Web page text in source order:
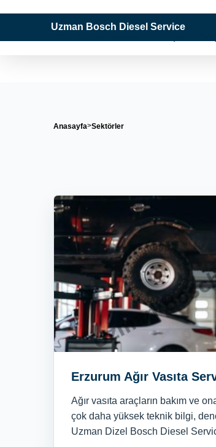
Uzman Bosch Diesel Service
Anasayfa Sektörler
Erzurum Ağır Vasıta
Ağır vasıta araçların bakım ve
çok daha yüksek teknik bilgi,
Uzman Dizel Bosch Diesel